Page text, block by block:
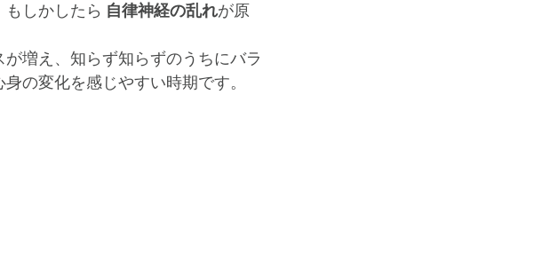
しかしたら 自律神経の乱れが原
増え、知らず知らずのうちにバラ
の変化を感じやすい時期です。